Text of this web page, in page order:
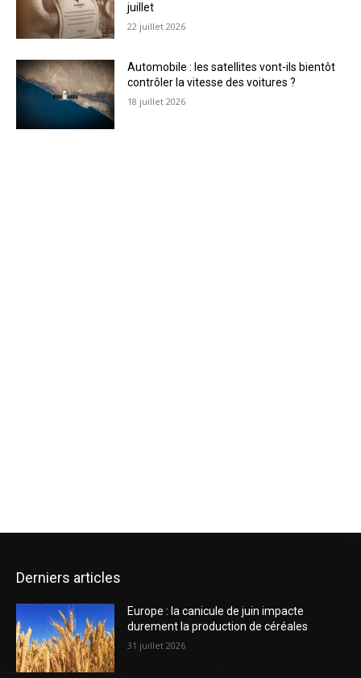
juillet
22 juillet 2026
Automobile : les satellites vont-ils bientôt
contrôler la vitesse des voitures ?
18 juillet 2026
Derniers articles
Europe : la canicule de juin impacte
durement la production de céréales
31 juillet 2026